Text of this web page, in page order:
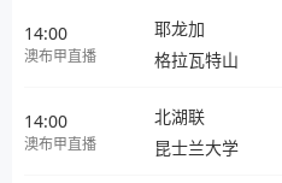
14:00
澳布甲直播
耶龙加
格拉瓦特山
14:00
澳布甲直播
北湖联
昆士兰大学